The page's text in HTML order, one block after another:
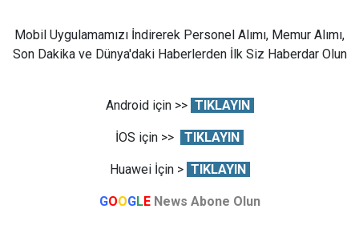
Mobil Uygulamamızı İndirerek Personel Alımı, Memur Alımı,
Son Dakika ve Dünya'daki Haberlerden İlk Siz Haberdar Olun
Android için >> TIKLAYIN
İOS için >> TIKLAYIN
Huawei İçin > TIKLAYIN
GOOGLE News Abone Olun